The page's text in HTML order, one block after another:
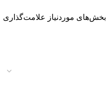
بخش‌های موردنیاز علامت‌گذاری